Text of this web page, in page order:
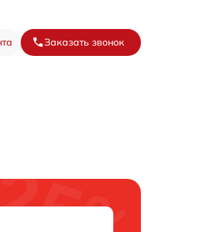
Заказать звонок